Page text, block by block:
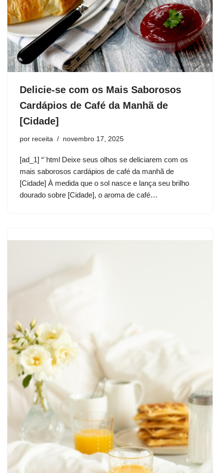
Delicie-se com os Mais Saborosos
Cardápios de Café da Manhã de
[Cidade]
por receita novembro 17, 2025
[ad_1] “`html Deixe seus olhos se deliciarem com os
mais saborosos cardápios de café da manhã de
[Cidade] À medida que o sol nasce e lança seu brilho
dourado sobre [Cidade], o aroma de café…